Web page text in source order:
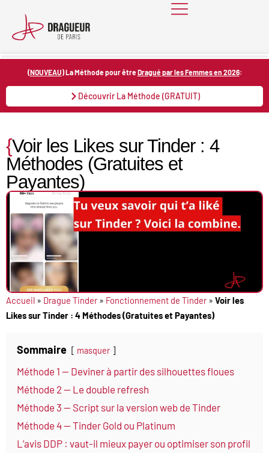
content
(NOUVEAU) La Méthode pour être Dragué par les Femmes en 2026:
Découvrir La Méthode (GRATUIT)
{Voir les Likes sur Tinder : 4
Méthodes (Gratuites et
Payantes)
Accueil » Drague Tinder » Fonctionnement de Tinder » Voir les
Likes sur Tinder : 4 Méthodes (Gratuites et Payantes)
Sommaire masquer
Méthode 1 — Deviner à partir des silhouettes floues
Méthode 2 — Le double refresh
Méthode 3 — Script sur la version web de Tinder
Méthode 4 — Tinder Gold ou Platinum
L’avis DDP : vaut-il mieux payer ou optimiser son profil